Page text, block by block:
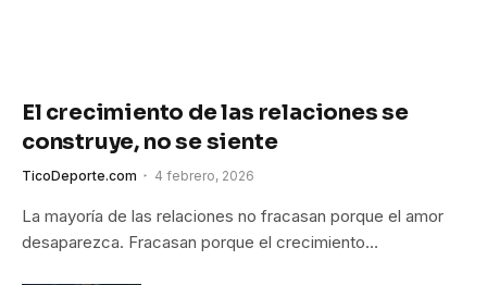
El crecimiento de las relaciones se
construye, no se siente
TicoDeporte.com 4 febrero, 2026
La mayoría de las relaciones no fracasan porque el amor
desaparezca. Fracasan porque el crecimiento…